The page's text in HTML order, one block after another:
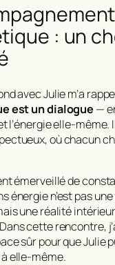
: un
avec Julie m’a
est un dialogue —
l’énergie elle-même.
où chacun
émerveillé de
énergie n’est pas
une réalité
cette rencontre,
sûr pour que Julie
elle-même.